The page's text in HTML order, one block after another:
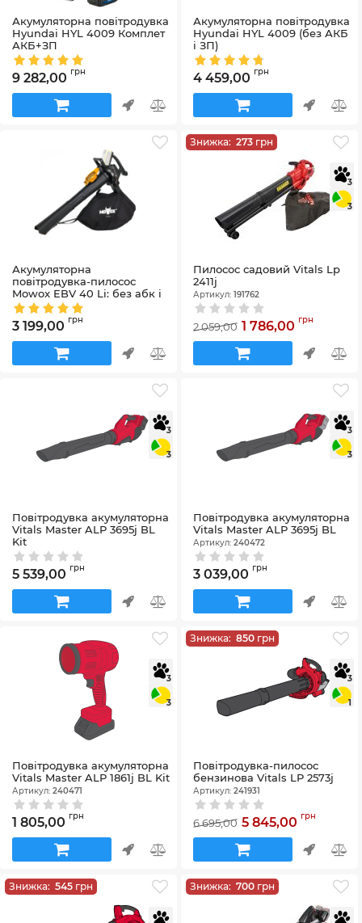
Акумуляторна повітродувка
Hyundai HYL 4009 Комплет
АКБ+ЗП
Артикул:HYL 40092
9 282,00 грн
Акумуляторна повітродувка
Hyundai HYL 4009 (без АКБ
і ЗП)
Артикул:HYL 4009
4 459,00 грн
Акумуляторна
повітродувка-пилосос
Mowox EBV 40 Li: без абк і
зп Ідеальна чистота вашої
ділянки без зайвих зусиль
Артикул:10000041
3 199,00 грн
Знижка: 273 грн
3
3
Пилосос садовий Vitals Lp
2411j
Артикул: 191762
2 059,00 1 786,00 грн
3
3
Повітродувка акумуляторна
Vitals Master ALP 3695j BL
Kit
Артикул:240473
5 539,00 грн
3
3
Повітродувка акумуляторна
Vitals Master ALP 3695j BL
Артикул: 240472
3 039,00 грн
3
3
Повітродувка акумуляторна
Vitals Master ALP 1861j BL Kit
Артикул: 240471
1 805,00 грн
Знижка: 850 грн
3
1
Повітродувка-пилосос
бензинова Vitals LP 2573j
Артикул: 241931
6 695,00 5 845,00 грн
Знижка: 545 грн Знижка: 700 грн